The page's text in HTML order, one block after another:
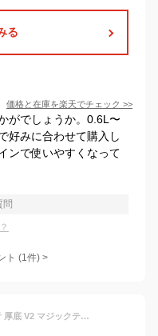
る
価格と在庫を楽天でチェック >>
がでしょうか。0.6L〜
好みに合わせて購入し
ンで使いやすくなって
問
ト (1件) >
ナースシューズ 白 疲れにくい 静音 厚底 V2 マジックテープ レディース マリアンヌ ホワイト 疲れない おすすめ 軽い 楽 医療用 シューズ 立ち仕事 疲れない 靴 看護師 外反母趾 21